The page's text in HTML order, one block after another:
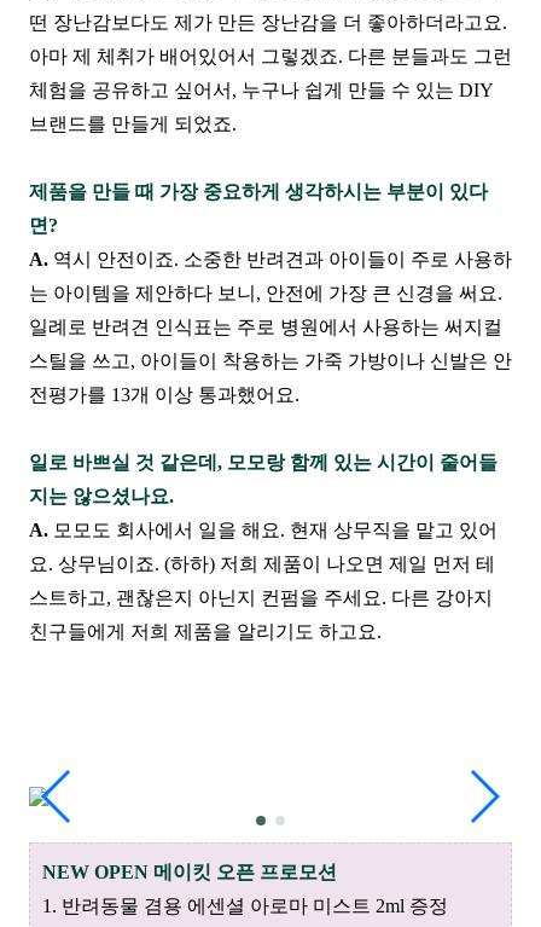
떤 장난감보다도 제가 만든 장난감을 더 좋아하더라고요.
아마 제 체취가 배어있어서 그렇겠죠. 다른 분들과도 그런
체험을 공유하고 싶어서, 누구나 쉽게 만들 수 있는 DIY
브랜드를 만들게 되었죠.
제품을 만들 때 가장 중요하게 생각하시는 부분이 있다
면?
A. 역시 안전이죠. 소중한 반려견과 아이들이 주로 사용하
는 아이템을 제안하다 보니, 안전에 가장 큰 신경을 써요.
일례로 반려견 인식표는 주로 병원에서 사용하는 써지컬
스틸을 쓰고, 아이들이 착용하는 가죽 가방이나 신발은 안
전평가를 13개 이상 통과했어요.
일로 바쁘실 것 같은데, 모모랑 함께 있는 시간이 줄어들
지는 않으셨나요.
A. 모모도 회사에서 일을 해요. 현재 상무직을 맡고 있어
요. 상무님이죠. (하하) 저희 제품이 나오면 제일 먼저 테
스트하고, 괜찮은지 아닌지 컨펌을 주세요. 다른 강아지
친구들에게 저희 제품을 알리기도 하고요.
NEW OPEN 메이킷 오픈 프로모션
1. 반려동물 겸용 에센셜 아로마 미스트 2ml 증정